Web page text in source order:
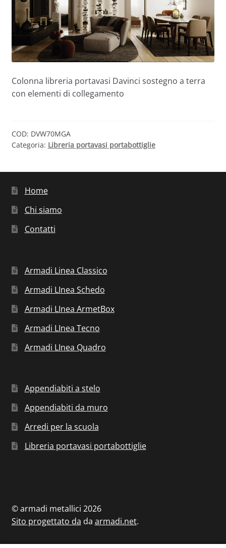
Colonna libreria portavasi Davinci sostegno a terra
con elementi di collegamento
COD: DVW70MGA
Categoria: Libreria portavasi portabottiglie
Home
Chi siamo
Contatti
Armadi Linea Classico
Armadi LInea Schedo
Armadi LInea ArmetBox
Armadi LInea Tecno
Armadi LInea Quadro
Appendiabiti a stelo
Appendiabiti da muro
Arredi per la scuola
Libreria portavasi portabottiglie
© armadi metallici 2026
Sito progettato da da armadi.net.